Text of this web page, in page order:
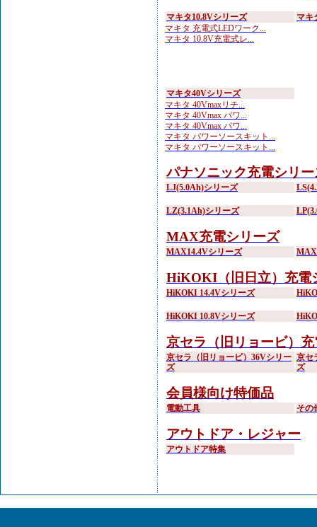
マキタ10.8Vシリーズ
マキタ 充電式LEDワーク...
マキタ 10.8V充電式レ...
マキ
マキタ40Vシリーズ
マキタ 40Vmaxリチ...
マキタ 40Vmax パワ...
マキタ 40Vmax パワ...
マキタ パワーソースキット...
マキタ パワーソースキット...
パナソニック充電シリー
LJ(5.0Ah)シリーズ
LZ(3.1Ah)シリーズ
MAX充電シリーズ
MAX14.4Vシリーズ
HiKOKI（旧日立）充電
HiKOKI 14.4Vシリーズ
HiKOKI 10.8Vシリーズ
京セラ（旧リョービ）
京セラ（旧リョービ）36Vシリー
ズ
京セ
ズ
会員様向け特価品
電動工具 その
アウトドア・レジャー
アウトドア特集